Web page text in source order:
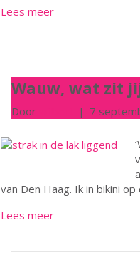
Lees meer
Wauw, wat zit
Door | 7
van Den Haag. Ik in bikini
Lees meer